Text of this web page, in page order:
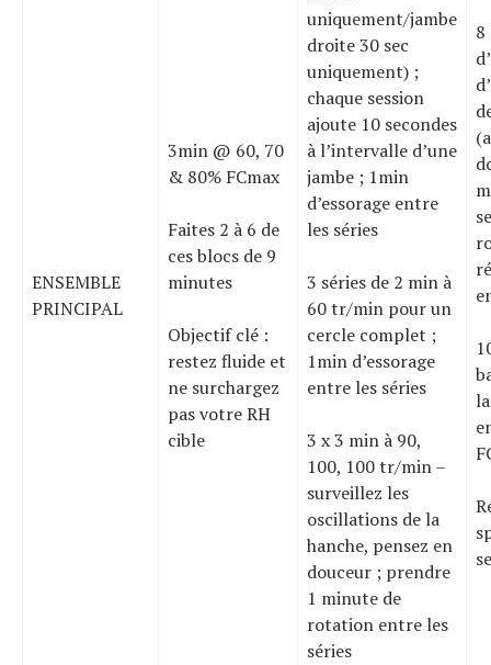
ENSEMBLE
PRINCIPAL
3min @ 60, 70
& 80% FCmax
Faites 2 à 6 de
ces blocs de 9
minutes
Objectif clé :
restez fluide et
ne surchargez
pas votre RH
cible
uniquement/jambe
droite 30 sec
uniquement) ;
chaque session
ajoute 10 secondes
à l’intervalle d’une
jambe ; 1min
d’essorage entre
les séries
3 séries de 2 min à
60 tr/min pour un
cercle complet ;
1min d’essorage
entre les séries
3 x 3 min à 90,
100, 100 tr/min –
surveillez les
oscillations de la
hanche, pensez en
douceur ; prendre
1 minute de
rotation entre les
séries
8